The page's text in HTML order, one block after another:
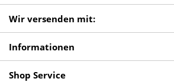
Wir versenden mit:
Informationen
Shop Service